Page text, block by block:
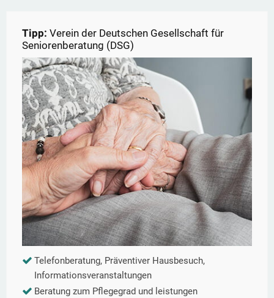
Tipp: Verein der Deutschen Gesellschaft für
Seniorenberatung (DSG)
Telefonberatung, Präventiver Hausbesuch,
Informationsveranstaltungen
Beratung zum Pflegegrad und leistungen